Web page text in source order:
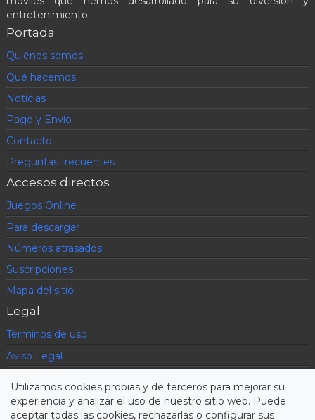
entretenimiento.
Portada
Quiénes somos
Qué hacemos
Noticias
Pago y Envío
Contacto
Preguntas frecuentes
Accesos directos
Juegos Online
Para descargar
Números atrasados
Suscripciones
Mapa del sitio
Legal
Términos de uso
Aviso Legal
Condiciones contratación
Utilizamos cookies propias y de terceros para mejorar su
experiencia y analizar el uso de nuestro sitio web. Puede
aceptar todas las cookies, rechazarlas o configurar sus